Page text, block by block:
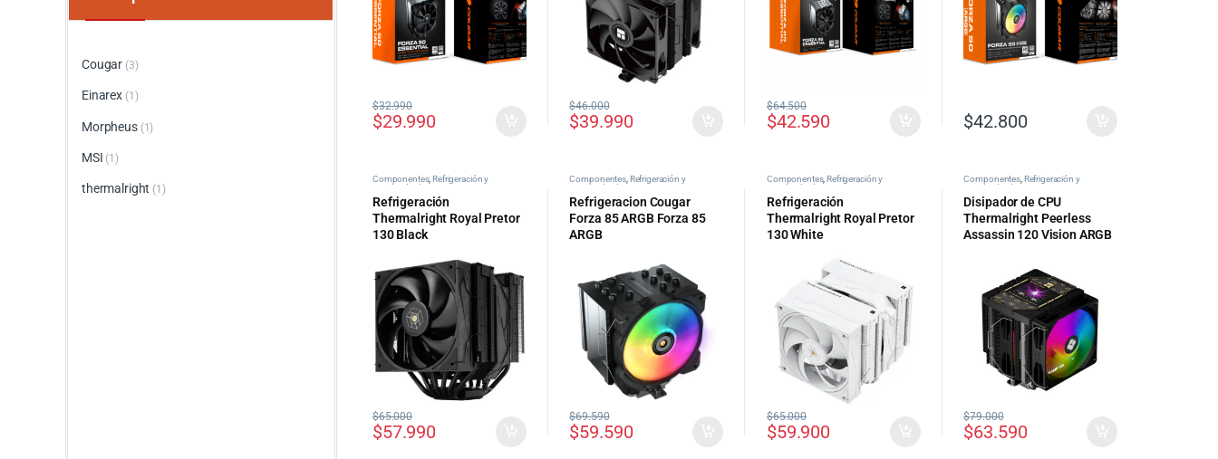
$29.990
$32.990
$39.990
$46.000
$42.590
$64.500
$42.800
Componentes,Refrigeración y
Ventilación de PC
Refrigeración
Thermalright Royal Pretor
130 Black
$57.990
$65.000
Componentes, Refrigeración y
Ventilación de PC
Refrigeracion Cougar
Forza 85 ARGB Forza 85
ARGB
$59.590
$69.590
Componentes,Refrigeración y
Ventilación de PC
Refrigeración
Thermalright Royal Pretor
130 White
$59.900
$65.000
Componentes, Refrigeración y
Ventilación de PC
Disipador de CPU
Thermalright Peerless
Assassin 120 Vision ARGB
$63.590
$79.000
Cougar (3)
Einarex (1)
Morpheus (1)
MSI (1)
thermalright (1)